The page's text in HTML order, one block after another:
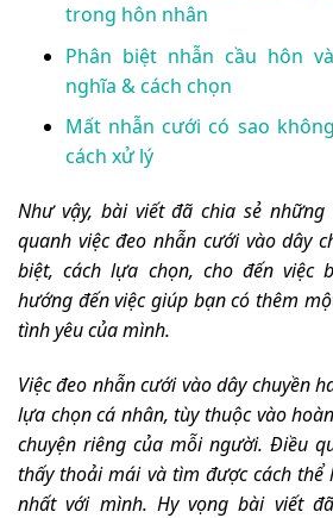
trong hôn nhân
Phân biệt nhẫn cầu hôn
nghĩa & cách chọn
Mất nhẫn cưới có sao
cách xử lý
Như vậy, bài viết đã chia sẻ
quanh việc đeo nhẫn cưới vào dây
biệt, cách lựa chọn, cho đến việc
hướng đến việc giúp bạn có thêm
tình yêu của mình.
Việc đeo nhẫn cưới vào dây chuyền
lựa chọn cá nhân, tùy thuộc vào
chuyện riêng của mỗi người. Điều
thấy thoải mái và tìm được cách thể
nhất với mình. Hy vọng bài viết